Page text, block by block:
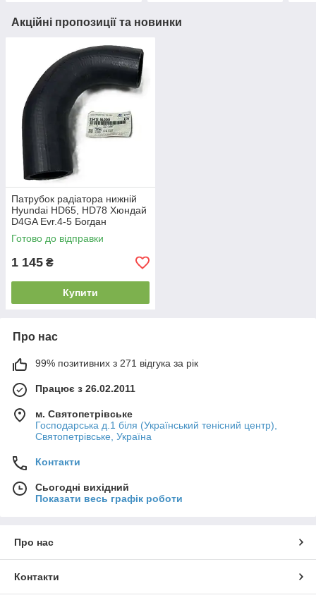
Акційні пропозиції та новинки
Патрубок радіатора нижній
Hyundai HD65, HD78 Хюндай
D4GA Еvr.4-5 Богдан
А201(254125L000)
Готово до відправки
1 145 ₴
Купити
Про нас
99% позитивних з 271 відгука за рік
Працює з 26.02.2011
м. Святопетрівське
Господарська д.1 біля (Український тенісний центр),
Святопетрівське, Україна
Контакти
Сьогодні вихідний
Показати весь графік роботи
Про нас
Контакти